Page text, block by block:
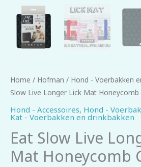
Home / Hofman / Hond - Voerbakken
Slow Live Longer Lick Mat Honeycomb
Hond - Accessoires, Hond -
Kat - Voerbakken en drinkbakken
Eat Slow Live
Mat Honeycomb